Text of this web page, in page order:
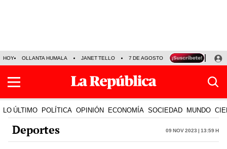
HOY OLLANTA HUMALA JANET TELLO 7 DE AGOSTO TINKA RESULTADOS
LO ÚLTIMO POLÍTICA OPINIÓN ECONOMÍA SOCIEDAD MUNDO
Deportes 09 Nov 2023 | 13:59 h